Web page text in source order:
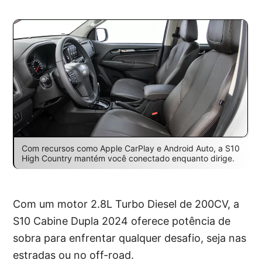
Com recursos como Apple CarPlay e Android Auto, a S10
High Country mantém você conectado enquanto dirige.
Com um motor 2.8L Turbo Diesel de 200CV, a
S10 Cabine Dupla 2024 oferece potência de
sobra para enfrentar qualquer desafio, seja nas
estradas ou no off-road.